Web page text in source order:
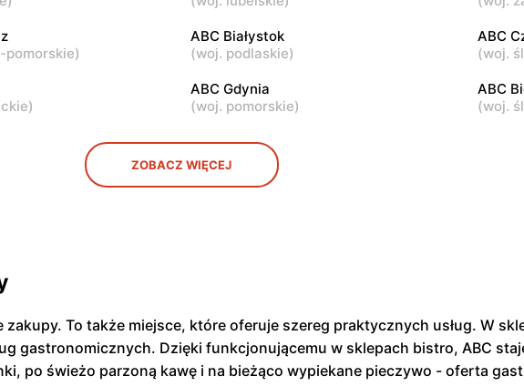
pomorskie)
ABC Białystok
(woj. podlaskie)
ABC
(woj.
)
ABC Gdynia
(woj. pomorskie)
ABC
(woj.
ZOBACZ WIĘCEJ
To także miejsce, które oferuje szereg praktycznych usług. W
gastronomicznych. Dzięki funkcjonującemu w sklepach bistro, ABC
po świeżo parzoną kawę i na bieżąco wypiekane pieczywo - oferta